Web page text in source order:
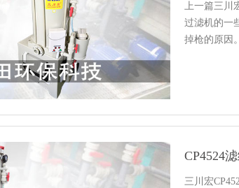
上一篇三川
过滤机的一
掉枪的原因。
三川宏